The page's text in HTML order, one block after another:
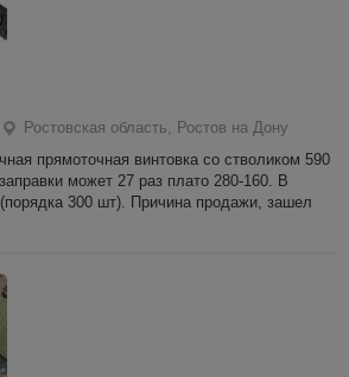
Ростовская область, Ростов на Дону
прямоточная винтовка со стволиком 590
может 27 раз плато 280-160. В
300 шт). Причина продажи, зашел